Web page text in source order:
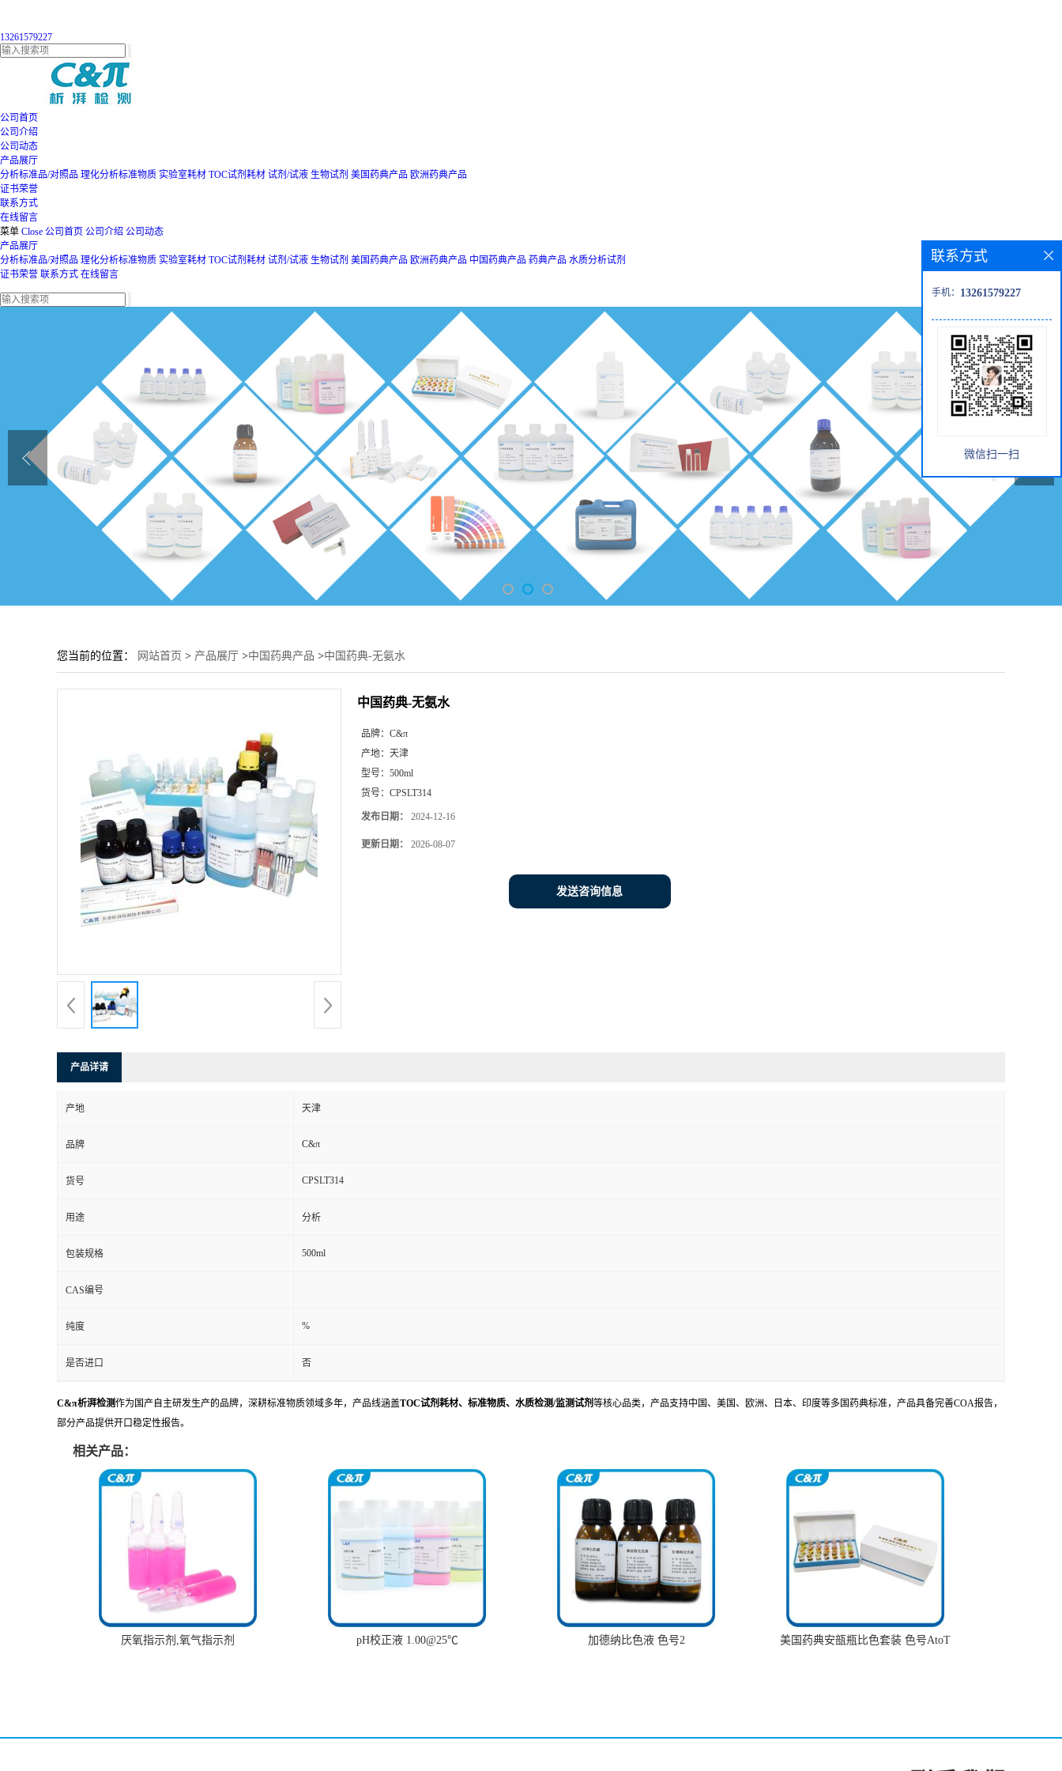
13261579227
公司首页
公司介绍
公司动态
产品展厅
分析标准品/对照品 理化分析标准物质 实验室耗材 TOC试剂耗材 试剂/试液 生物试剂 美国药典产品 欧洲药典产品
证书荣誉
联系方式
在线留言
菜单 Close 公司首页 公司介绍 公司动态
产品展厅
分析标准品/对照品 理化分析标准物质 实验室耗材 TOC试剂耗材 试剂/试液 生物试剂 美国药典产品 欧洲药典产品 中国药典产品 药典产品 水质分析试剂
证书荣誉 联系方式 在线留言
您当前的位置： 网站首页 > 产品展厅 >中国药典产品 >中国药典-无氨水
中国药典-无氨水
品牌： C&π
产地： 天津
型号： 500ml
货号： CPSLT314
发布日期： 2024-12-16
更新日期： 2026-08-07
发送咨询信息
产品详请
产地 天津
品牌 C&π
货号 CPSLT314
用途 分析
包装规格 500ml
CAS编号
纯度 %
是否进口 否
C&π析湃检测作为国产自主研发生产的品牌，深耕标准物质领域多年，产品线涵盖TOC试剂耗材、标准物质、水质检测/监测试剂等核心品类，产品支持中国、美国、欧洲、日本、印度等多国药典标准，产品具备完善COA报告，
部分产品提供开口稳定性报告。
相关产品：
厌氧指示剂,氧气指示剂 pH校正液 1.00@25℃ 加德纳比色液 色号2 美国药典安瓿瓶比色套装 色号AtoT
联系方式
手机： 13261579227
微信扫一扫